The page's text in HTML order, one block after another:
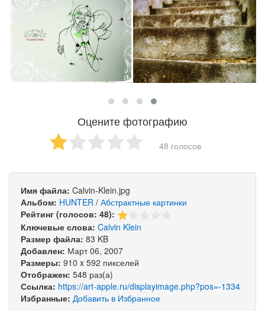
Оцените фотографию
48 голосов
Имя файла: Calvin-Klein.jpg
Альбом: HUNTER / Абстрактные картинки
Рейтинг (голосов: 48):
Ключевые слова: Calvin Klein
Размер файла: 83 KB
Добавлен: Март 06, 2007
Размеры: 910 x 592 пикселей
Отображен: 548 раз(а)
Ссылка: https://art-apple.ru/displayimage.php?pos=-1334
Избранные: Добавить в Избранное